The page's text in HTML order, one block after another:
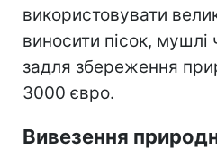
використовувати
виносити пісок, мушлі
задля збереження
3000 євро.
Вивезення